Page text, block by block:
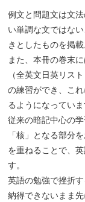
例文と問題文は文
い単調な文ではな
きとしたものを掲載
また、本冊の巻末
（全英文日英リス
の練習ができ、こ
るようになっていま
従来の暗記中心の
「核」となる部分
を重ねることで、
す。
英語の勉強で挫折
納得できないまま